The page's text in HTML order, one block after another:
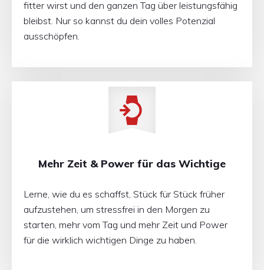
fitter wirst und den ganzen Tag über leistungsfähig
bleibst. Nur so kannst du dein volles Potenzial
ausschöpfen.
Mehr Zeit & Power für das Wichtige
Lerne, wie du es schaffst, Stück für Stück früher
aufzustehen, um stressfrei in den Morgen zu
starten, mehr vom Tag und mehr Zeit und Power
für die wirklich wichtigen Dinge zu haben.